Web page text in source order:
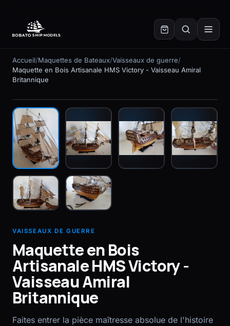
EN FR
Accueil/Maquettes de Bateaux/Vaisseaux de guerre/
Maquette en Bois Artisanale HMS Victory - Vaisseau Amiral
Britannique
En stock
VAISSEAUX DE GUERRE
Maquette en Bois
Artisanale HMS Victory -
Vaisseau Amiral
Britannique
Faites entrer la pièce maîtresse absolue de l'histoire